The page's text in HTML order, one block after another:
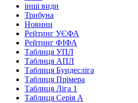
інші види
Трибуна
Новини
Рейтинг УЄФА
Рейтинг ФІФА
Таблиця УПЛ
Таблиця АПЛ
Таблиця Бундесліга
Таблиця Прімера
Таблиця Ліга 1
Таблиця Серія А